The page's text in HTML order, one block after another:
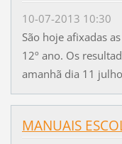
10-07-2013 10:30
São hoje afixadas
12º ano. Os
amanhã dia 11
MANUAIS